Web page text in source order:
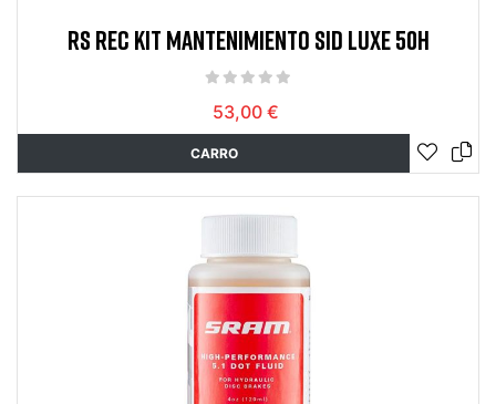
RS REC KIT MANTENIMIENTO SID LUXE 50H
53,00 €
CARRO